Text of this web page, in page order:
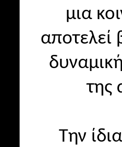
μια
αποτελεί
της
Την